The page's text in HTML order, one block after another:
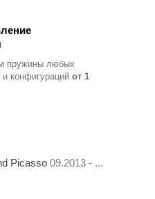
пружины любых
и конфигураций от 1
Picasso 09.2013 - ...